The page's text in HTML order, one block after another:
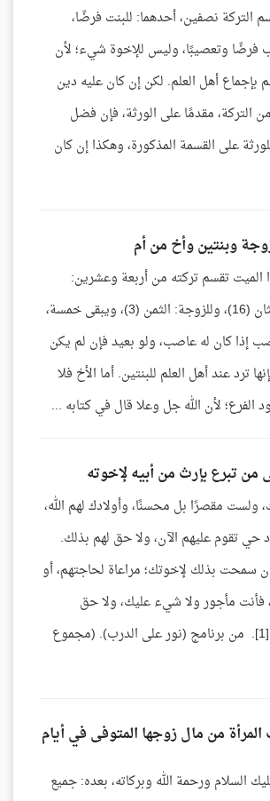
التركة نصفين، أحدهما: للبنت فرضًا،
فرضًا وتعصيبًا، وليس للإخوة شيء؛ لأن
بإجماع أهل العلم. لكن إن كان عليه دين
التركة، مقدمًا على الورثة، فإن فضل
على القسمة المذكورة، وهكذا إن كان
وبنتين وأخ من أم
الميت تقسم تركته من أربعة وعشرين:
للبنتين: الثلثان (16)، وللزوجة: الثمن (3)، ويبقى خمسة،
إذا كان له عاصب، ولو بعيد فإن لم يكن
ترد عند أهل العلم للبنتين. أما الأخ فلا
لأن الله جل وعلا قال في كتابه ...
من تبرع بإرث من أبيه لإخوته
ولست مقصرًا بل محسنًا، وأولادك لهم الله،
تقوم عليهم الآن، ولا حق لهم بذلك.
سمحت بذلك لإخوتك؛ مراعاة لحاجتهم، أو
فأنت مأجور ولا شيء عليك، ولا حق
لأولادك بهذا[1]. من برنامج (نور على الدرب). (مجموع
من مال زوجها المتوفى في أيام
السلام ورحمة الله وبركاته، بعده: جميع